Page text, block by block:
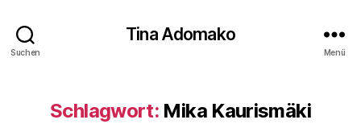
Suchen
Tina Adomako
Menü
Schlagwort: Mika Kaurismäki